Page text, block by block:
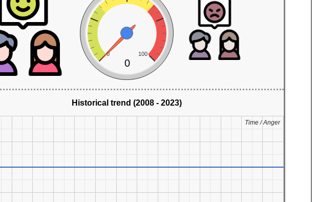
0 100
0
Historical trend (2008 - 2023)
Time / Anger
Time / Anger